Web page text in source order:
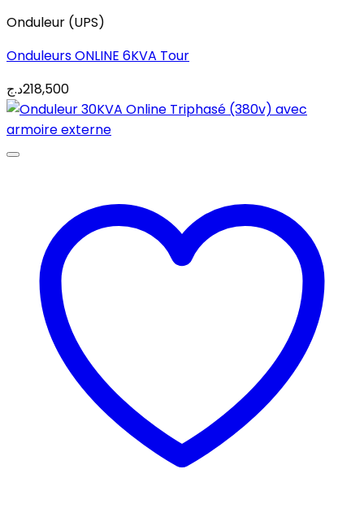
Onduleur (UPS)
Onduleurs ONLINE 6KVA Tour
218,500د.ج